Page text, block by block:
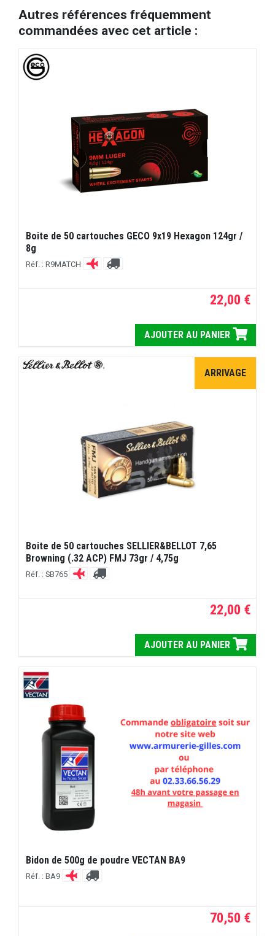
Autres références fréquemment
commandées avec cet article :
Boite de 50 cartouches GECO 9x19 Hexagon 124gr /
8g
Réf. : R9MATCH
22,00 €
AJOUTER AU PANIER
ARRIVAGE
Boite de 50 cartouches SELLIER&BELLOT 7,65
Browning (.32 ACP) FMJ 73gr / 4,75g
Réf. : SB765
22,00 €
AJOUTER AU PANIER
Bidon de 500g de poudre VECTAN BA9
Réf. : BA9
70,50 €